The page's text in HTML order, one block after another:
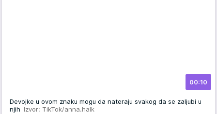
00:10
Devojke u ovom znaku mogu da nateraju svakog da se zaljubi u
njih Izvor: TikTok/anna.halk